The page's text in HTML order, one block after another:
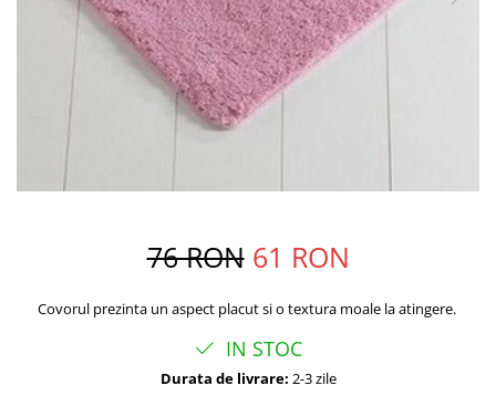
76 RON 61 RON
Covorul prezinta un aspect placut si o textura moale la atingere.
IN STOC
Durata de livrare: 2-3 zile